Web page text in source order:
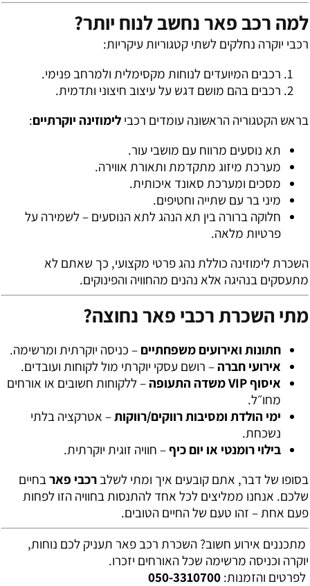
למה רכב פאר נחשב לנוח יותר?
רכבי יוקרה נחלקים לשתי קטגוריות עיקריות:
רכבים המיועדים לנוחות מקסימלית ולמרחב פנימי.
רכבים בהם מושם דגש על עיצוב חיצוני ותדמית.
בראש הקטגוריה הראשונה עומדים רכבי לימוזינה יוקרתיים:
תא נוסעים מרווח עם מושבי עור.
מערכת מיזוג מתקדמת ותאורת אווירה.
מסכים ומערכת סאונד איכותית.
מיני בר עם שתייה וחטיפים.
חלוקה ברורה בין תא הנהג לתא הנוסעים – לשמירה על
פרטיות מלאה.
השכרת לימוזינה כוללת נהג פרטי מקצועי, כך שאתם לא
מתעסקים בנהיגה אלא נהנים מהחוויה והפינוקים.
מתי השכרת רכבי פאר נחוצה?
חתונות ואירועים משפחתיים – כניסה יוקרתית ומרשימה.
אירועי חברה– רושם עסקי יוקרתי מול לקוחות ועובדים.
איסוף VIP משדה התעופה
– ללקוחות חשובים או אורחים
מחו״ל.
ימי הולדת ומסיבות רווקים/רווקות– אטרקציה בלתי
נשכחת.
בילוי רומנטי או יום כיף– חוויה זוגית יוקרתית.
בסופו של דבר, אתם קובעים איך ומתי לשלב רכבי פארבחיים
שלכם. אנחנו ממליצים לכל אחד להתנסות בחוויה הזו לפחות
פעם אחת – זהו טעם של החיים הטובים.
מתכננים אירוע חשוב? השכרת רכב פאר תעניק לכם נוחות,
יוקרה וכניסה מרשימה שכל האורחים יזכרו.
לפרטים והזמנות: 050-3310700